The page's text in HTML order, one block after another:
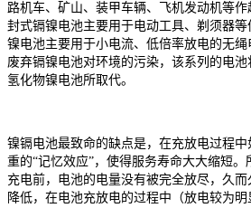
路机车、矿山、装甲车辆、飞机发动机等
封式镉镍电池主要用于电动工具、剃须器
镍电池主要用于小电流、低倍率放电的无
废弃镉镍电池对环境的污染，该系列的电
氢化物镍电池所取代。
镍镉电池最致命的缺点是，在充放电过程
重的“记忆效应”，使得服务寿命大大缩短。
充电前，电池的电量没有被完全放尽，久
降低，在电池充放电的过程中（放电较为